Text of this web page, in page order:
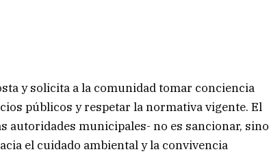
y solicita a la comunidad tomar conciencia
públicos y respetar la normativa vigente. El
autoridades municipales- no es sancionar, sino
el cuidado ambiental y la convivencia